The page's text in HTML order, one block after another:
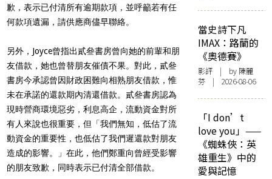
歉，表示已付清所有逾期款項，並呼籲若有任
何款項遺漏，請供應商儘早聯絡。
另外，Joyce曾指出貳叄書房曾向她的前輩和朋
友借款，她也曾替朋友催債不果。對此，貳叄
書房今承認曾因財政困難向相熟朋友借款，惟
未在承諾的還款期內清還借款。貳叄書房認為
現時營商環境惡劣，利息高企，流動資金對所
有人來說也很重要，但「我們無知，低估了流
動資金的重要性，也低估了我們遲還款對朋友
造成的影響。」在此，他們鄭重向曾經受影響
的朋友致歉，同時表示已付清全部借款。
當史詩下凡
IMAX：路蘭的
《奧德賽》
影評 | by 陳麗
芬 | 2026-08-06
「I don’t
love you」——
《蜘蛛俠：英
雄重生》中的
愛與記憶